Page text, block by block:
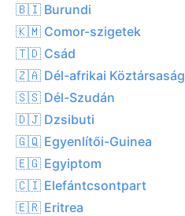
🇧🇮 Burundi
🇰🇲 Comor-szigetek
🇹🇩 Csád
🇿🇦 Dél-afrikai Köztársaság
🇸🇸 Dél-Szudán
🇩🇯 Dzsibuti
🇬🇶 Egyenlítői-Guinea
🇪🇬 Egyiptom
🇨🇮 Elefántcsontpart
🇪🇷 Eritrea